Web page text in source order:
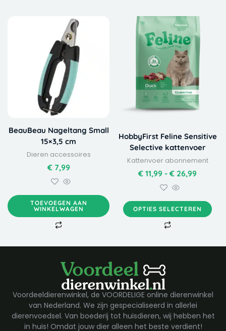
BeauBeau Nageltang Small
15×3,5 cm
Dieren accessoires
€7,99
TOEVOEGEN AAN
WINKELWAGEN
HobbyFirst Feline Sensitive
Selective kattenvoer
Kattenvoer abonnement
€ 11,99 - € 26,99
€ 11,99
€ 26,99
OPTIES SELECTEREN
Dit
product
heeft
meerdere
variaties.
Deze
optie
kan
gekozen
op
de
productpagina
Voordeeldierenwinkel, de VOORDELIGE online dierenwinkel
van Nederland. We zijn gespecialiseerd in allerlei
dierenvoedsel. Van boederij tot huisdieren, wij hebben het
in huis! Omdat jouw dier alleen het beste verdient!